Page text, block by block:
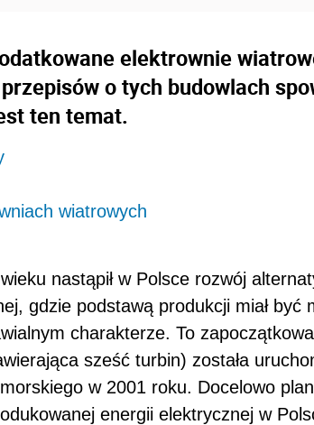
elektrownie
o tych budowlach
ten temat.
wiatrowych
nastąpił w Polsce rozwój
gdzie podstawą produkcji miał być
charakterze. To
sześć turbin) została
w 2001 roku. Docelowo
energii elektrycznej w